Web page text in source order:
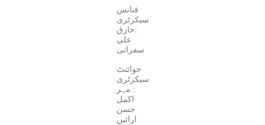
فنانس
سیکرٹری
:حازق
علی
سفرانی
جوائنٹ
سیکرٹری
: مہر
اکمل
حسن
ارائیں